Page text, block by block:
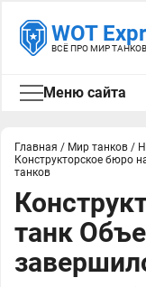
WOT
ВСЁ ПРО МИР ТАНКОВ
Меню сайта
Главная / Мир танков /
Конструкторское бюро
танков
танк